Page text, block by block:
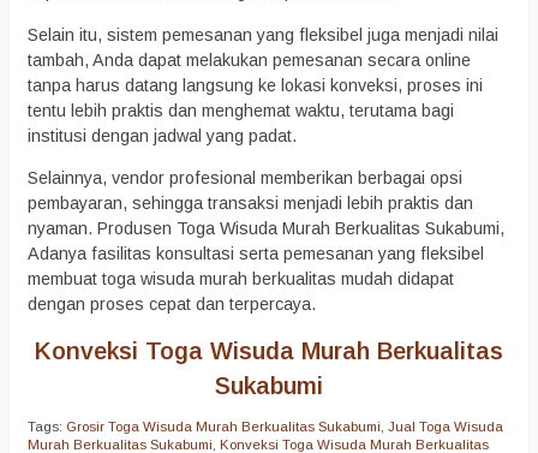
Selain itu, sistem pemesanan yang fleksibel juga menjadi nilai
tambah, Anda dapat melakukan pemesanan secara online
tanpa harus datang langsung ke lokasi konveksi, proses ini
tentu lebih praktis dan menghemat waktu, terutama bagi
institusi dengan jadwal yang padat.
Selainnya, vendor profesional memberikan berbagai opsi
pembayaran, sehingga transaksi menjadi lebih praktis dan
nyaman. Produsen Toga Wisuda Murah Berkualitas Sukabumi,
Adanya fasilitas konsultasi serta pemesanan yang fleksibel
membuat toga wisuda murah berkualitas mudah didapat
dengan proses cepat dan terpercaya.
Konveksi Toga Wisuda Murah Berkualitas
Sukabumi
Tags: Grosir Toga Wisuda Murah Berkualitas Sukabumi Jual Toga Wisuda
Murah Berkualitas Sukabumi Konveksi Toga Wisuda Murah Berkualitas